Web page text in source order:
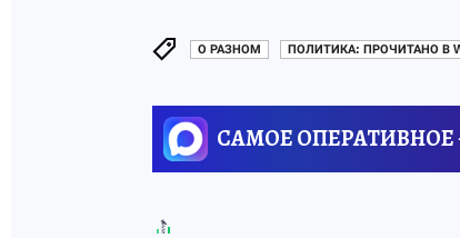
О РАЗНОМ ПОЛИТИКА: ПРОЧИТАНО В
САМОЕ ОПЕРАТИВНОЕ